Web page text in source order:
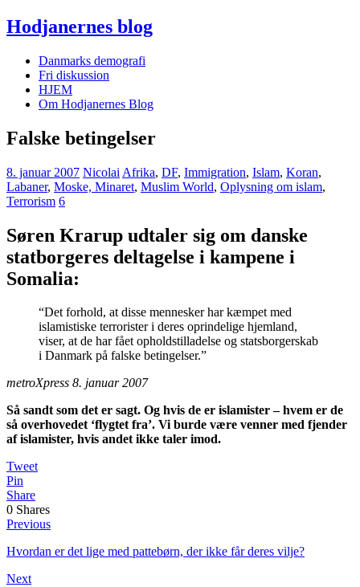
Hodjanernes blog
Danmarks demografi
Fri diskussion
HJEM
Om Hodjanernes Blog
Falske betingelser
8. januar 2007 Nicolai Afrika, DF, Immigration, Islam, Koran,
Labaner, Moske, Minaret, Muslim World, Oplysning om islam,
Terrorism 6
Søren Krarup udtaler sig om danske
statborgeres deltagelse i kampene i
Somalia:
“Det forhold, at disse mennesker har kæmpet med
islamistiske terrorister i deres oprindelige hjemland,
viser, at de har fået opholdstilladelse og statsborgerskab
i Danmark på falske betingelser.”
metroXpress 8. januar 2007
Så sandt som det er sagt. Og hvis de er islamister – hvem er de
så overhovedet ‘flygtet fra’. Vi burde være venner med fjender
af islamister, hvis andet ikke taler imod.
Tweet
Pin
Share
0 Shares
Previous
Hvordan er det lige med pattebørn, der ikke får deres vilje?
Next